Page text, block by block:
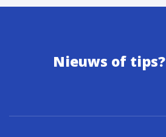
Nieuws of tips?